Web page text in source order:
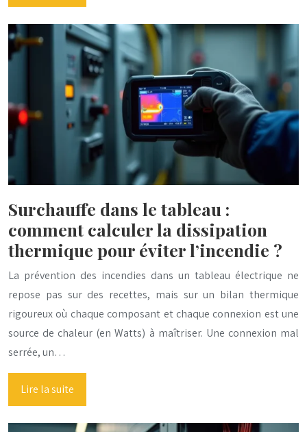
Surchauffe dans le tableau :
comment calculer la dissipation
thermique pour éviter l’incendie ?
La prévention des incendies dans un tableau électrique ne
repose pas sur des recettes, mais sur un bilan thermique
rigoureux où chaque composant et chaque connexion est une
source de chaleur (en Watts) à maîtriser. Une connexion mal
serrée, un…
Lire la suite